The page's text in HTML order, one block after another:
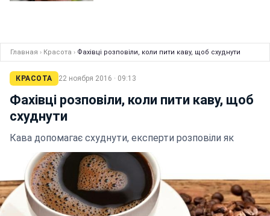
Главная › Красота › Фахівці розповіли, коли пити каву, щоб схуднути
КРАСОТА 22 ноября 2016 · 09:13
Фахівці розповіли, коли пити каву, щоб
схуднути
Кава допомагає схуднути, експерти розповіли як